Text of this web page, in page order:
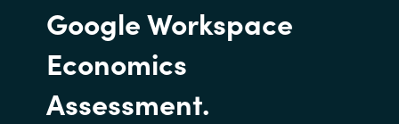
Google Workspace
Economics
Assessment.